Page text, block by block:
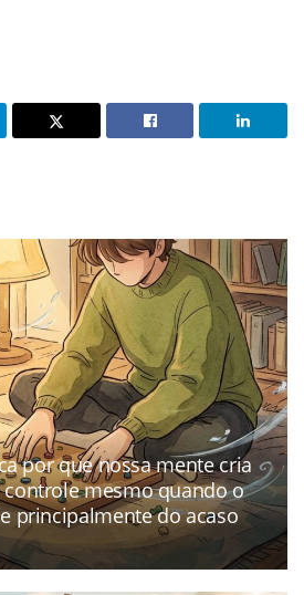
por que nossa mente cria
controle mesmo quando o
principalmente do acaso